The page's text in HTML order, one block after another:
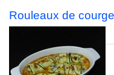
Rouleaux de